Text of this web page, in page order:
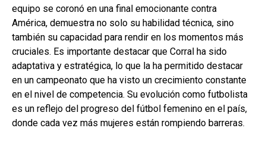
equipo se coronó en una final emocionante contra
América, demuestra no solo su habilidad técnica, sino
también su capacidad para rendir en los momentos más
cruciales. Es importante destacar que Corral ha sido
adaptativa y estratégica, lo que la ha permitido destacar
en un campeonato que ha visto un crecimiento constante
en el nivel de competencia. Su evolución como futbolista
es un reflejo del progreso del fútbol femenino en el país,
donde cada vez más mujeres están rompiendo barreras.